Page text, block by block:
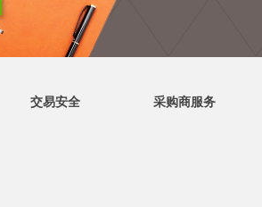
交易安全 采购商服务